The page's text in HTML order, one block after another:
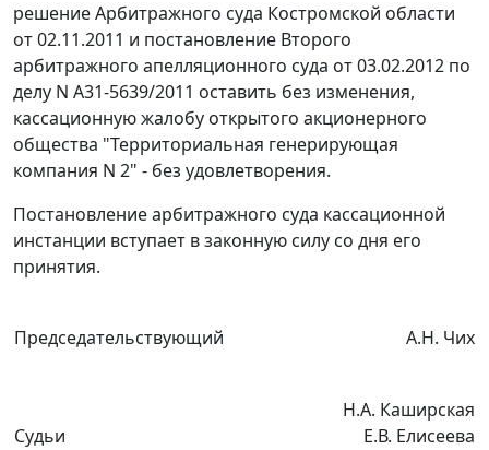
решение Арбитражного суда Костромской области
от 02.11.2011 и постановление Второго
арбитражного апелляционного суда от 03.02.2012 по
делу N А31-5639/2011 оставить без изменения,
кассационную жалобу открытого акционерного
общества "Территориальная генерирующая
компания N 2" - без удовлетворения.
Постановление арбитражного суда кассационной
инстанции вступает в законную силу со дня его
принятия.
Председательствующий А.Н. Чих
Судьи
Н.А. Каширская
Е.В. Елисеева